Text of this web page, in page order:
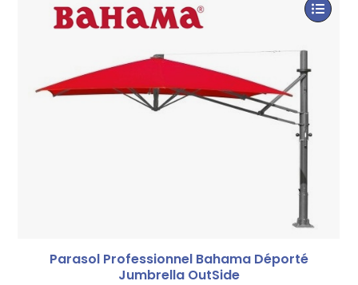
Parasol Professionnel Bahama Déporté
Jumbrella OutSide